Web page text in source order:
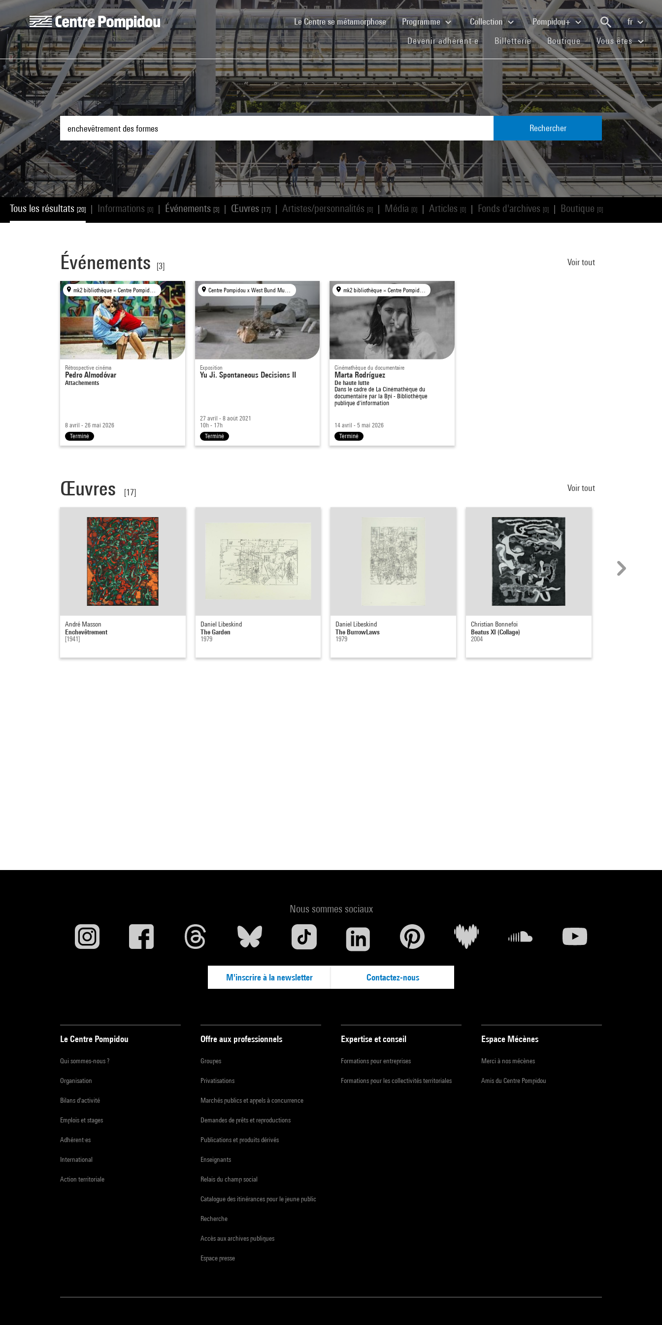
Aller au contenu principal
Centre Pompidou
Le Centre se métamorphose(current)Programme Collection Pompidou+
fr
Devenir adhérent·e(current)Billetterie(current)Boutique(current)Vous êtes
Rechercher
Tous les résultats [20] Informations [0] Événements [3] Œuvres [17] Artistes/personnalités [0] Média [0] Articles [0] Fonds d'archives [0] Boutique [0]
Événements [3] Voir tout
mk2 bibliothèque × Centre Pompidou, Paris
Rétrospective cinéma
Pedro Almodóvar
Attachements
8 avril - 26 mai 2026
Terminé
Centre Pompidou x West Bund Museum Project, Shanghai
Exposition
Yu Ji. Spontaneous Decisions II
27 avril - 8 août 2021
10h - 17h
Terminé
mk2 bibliothèque × Centre Pompidou, Paris
Cinémathèque du documentaire
Marta Rodríguez
De haute lutte
Dans le cadre de La Cinémathèque du
documentaire par la Bpi - Bibliothèque
publique d'information
14 avril - 5 mai 2026
Terminé
Œuvres [17] Voir tout
André Masson
Enchevêtrement
[1941]
Daniel Libeskind
The Garden
1979
Daniel Libeskind
The BurrowLaws
1979
Christian Bonnefoi
Beatus XI (Collage)
2004
Nous sommes sociaux
M'inscrire à la newsletter Contactez-nous
Le Centre Pompidou
Qui sommes-nous ?
Organisation
Bilans d'activité
Emplois et stages
Adhérent·es
International
Action territoriale
Offre aux professionnels
Groupes
Privatisations
Marchés publics et appels à concurrence
Demandes de prêts et reproductions
Publications et produits dérivés
Enseignants
Relais du champ social
Catalogue des itinérances pour le jeune public
Recherche
Accès aux archives publiques
Espace presse
Expertise et conseil
Formations pour entreprises
Formations pour les collectivités territoriales
Espace Mécènes
Merci à nos mécènes
Amis du Centre Pompidou